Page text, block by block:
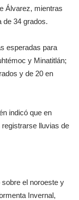
Álvarez, mientras
de 34 grados.
esperadas para
y Minatitlán;
y de 20 en
indicó que en
lluvias de
el noroeste y
Invernal,